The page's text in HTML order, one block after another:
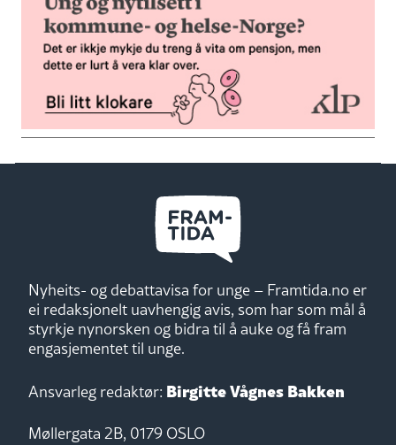
Nyheits- og debattavisa for unge – Framtida.no er
ei redaksjonelt uavhengig avis, som har som mål å
styrkje nynorsken og bidra til å auke og få fram
engasjementet til unge.
Ansvarleg redaktør: Birgitte Vågnes Bakken
Møllergata 2B, 0179 OSLO